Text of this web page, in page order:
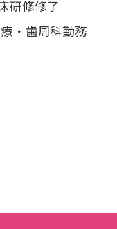
研修修了
・歯周科勤務